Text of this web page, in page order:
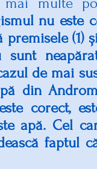
nu este
premisele (1)
de mai
din
corect,
apă. Cel
faptul